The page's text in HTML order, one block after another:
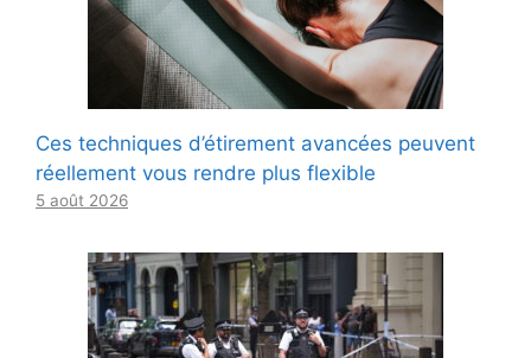
Ces techniques d’étirement avancées peuvent
réellement vous rendre plus flexible
5 août 2026